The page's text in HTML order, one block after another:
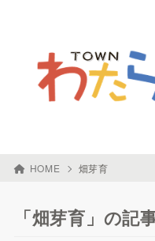
HOME 畑芽育
「畑芽育」の記